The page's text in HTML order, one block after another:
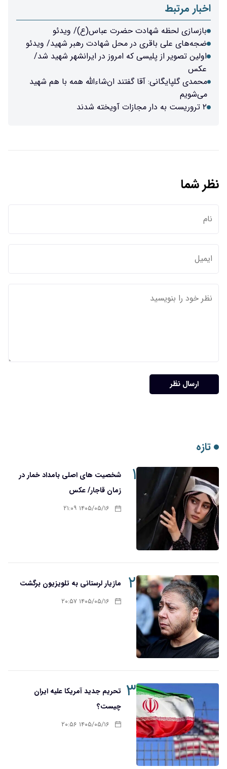
اخبار مرتبط
بازسازی لحظه شهادت حضرت عباس(ع)/ ویدئو
ضجه‌های علی باقری در محل شهادت رهبر شهید/ ویدئو
اولین تصویر از پلیسی که امروز در ایرانشهر شهید شد/
عکس
محمدی گلپایگانی: آقا گفتند ان‌شاءالله همه با هم شهید
می‌شویم
۲ تروریست به دار مجازات آویخته شدند
نظر شما
ارسال نظر
تازه
۱
شخصیت های اصلی بامداد خمار در
زمان قاجار/ عکس
۱۴۰۵/۰۵/۱۶ ۲۱:۰۹
۲ مازیار لرستانی به تلویزیون برگشت
۱۴۰۵/۰۵/۱۶ ۲۰:۵۷
۳ تحریم‌ جدید آمریکا علیه ایران
چیست؟
۱۴۰۵/۰۵/۱۶ ۲۰:۵۶